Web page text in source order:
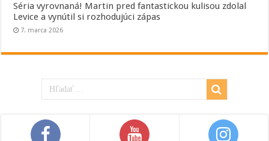
Séria vyrovnaná! Martin pred fantastickou kulisou zdolal
Levice a vynútil si rozhodujúci zápas
7. marca 2026